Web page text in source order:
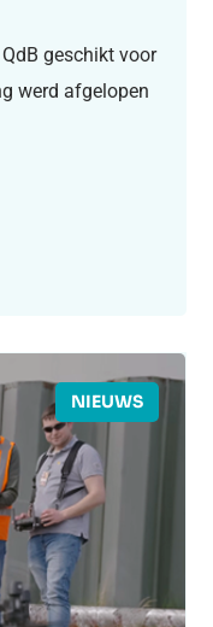
geschikt voor
werd afgelopen
NIEUWS